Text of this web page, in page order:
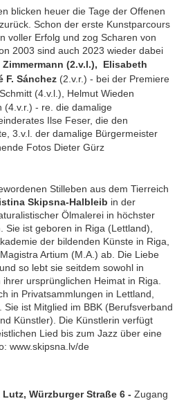
blicken heuer die Tage der Offenen
Schon der erste Kunstparcours
voller Erfolg und zog Scharen von
2003 sind auch 2023 wieder dabei
(2.v.l.),
Elisabeth
F. Sánchez (2.v.r.) - bei der Premiere
(4.v.l.), Helmut Wieden
(4.v.r.) - re. die damalige
Ilse Feser, die den
3.v.l. der damalige Bürgermeister
Fotos Dieter Gürz
Stilleben aus dem Tierreich
Skipsna-Halbleib in der
Ölmalerei in höchster
Sie ist geboren in Riga (Lettland),
der bildenden Künste in Riga,
Artium (M.A.) ab. Die Liebe
so lebt sie seitdem sowohl in
ursprünglichen Heimat in Riga.
in Privatsammlungen in Lettland,
ist Mitglied im BBK (Berufsverband
Künstler). Die Künstlerin verfügt
Lied bis zum Jazz über eine
www.skipsna.lv/de
Lutz, Würzburger Straße 6 - Zugang